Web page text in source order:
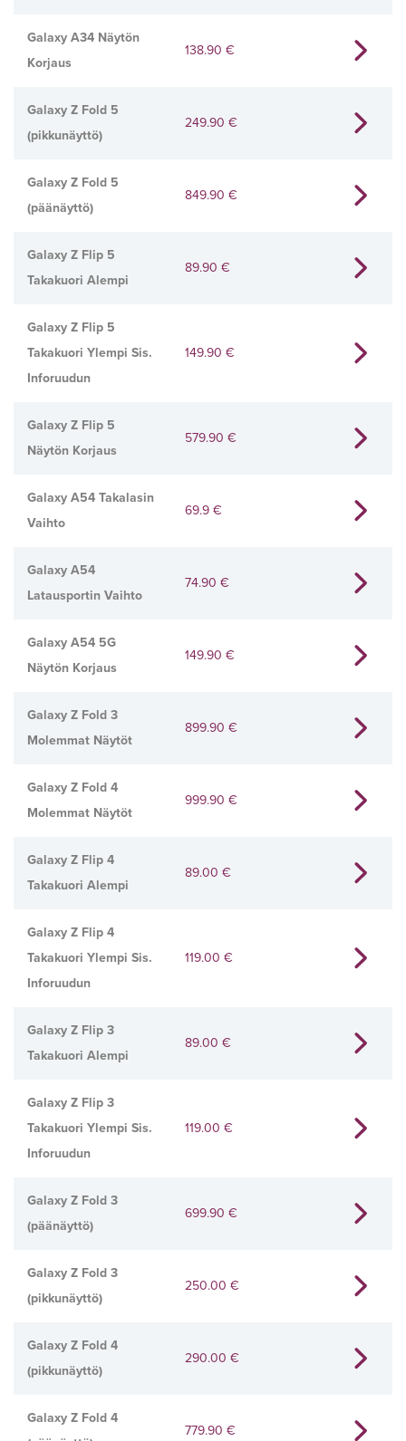
Galaxy A34 Näytön
Korjaus
138.90 €
Galaxy Z Fold 5
(pikkunäyttö)
249.90 €
Galaxy Z Fold 5
(päänäyttö)
849.90 €
Galaxy Z Flip 5
Takakuori Alempi
89.90 €
Galaxy Z Flip 5
Takakuori Ylempi Sis.
Inforuudun
149.90 €
Galaxy Z Flip 5
Näytön Korjaus
579.90 €
Galaxy A54 Takalasin
Vaihto
69.9 €
Galaxy A54
Latausportin Vaihto
74.90 €
Galaxy A54 5G
Näytön Korjaus
149.90 €
Galaxy Z Fold 3
Molemmat Näytöt
899.90 €
Galaxy Z Fold 4
Molemmat Näytöt
999.90 €
Galaxy Z Flip 4
Takakuori Alempi
89.00 €
Galaxy Z Flip 4
Takakuori Ylempi Sis.
Inforuudun
119.00 €
Galaxy Z Flip 3
Takakuori Alempi
89.00 €
Galaxy Z Flip 3
Takakuori Ylempi Sis.
Inforuudun
119.00 €
Galaxy Z Fold 3
(päänäyttö)
699.90 €
Galaxy Z Fold 3
(pikkunäyttö)
250.00 €
Galaxy Z Fold 4
(pikkunäyttö)
290.00 €
Galaxy Z Fold 4
779.90 €